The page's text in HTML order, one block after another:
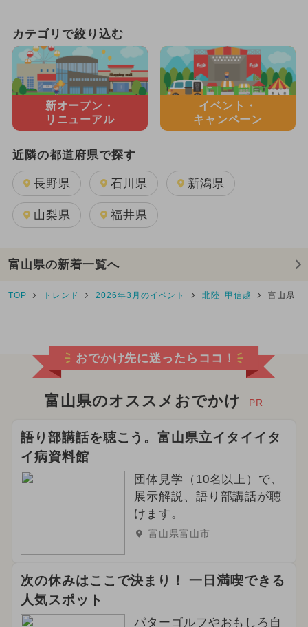
カテゴリで絞り込む
新オープン・
リニューアル
イベント・
キャンペーン
近隣の都道府県で探す
長野県 石川県 新潟県
山梨県 福井県
富山県の新着一覧へ
TOP トレンド 2026年3月のイベント 北陸･甲信越 富山県
おでかけ先に迷ったらココ！
富山県のオススメおでかけ PR
語り部講話を聴こう。富山県立イタイイタ
イ病資料館
団体見学（10名以上）で、
展示解説、語り部講話が聴
けます。
富山県富山市
次の休みはここで決まり！ 一日満喫できる
人気スポット
パターゴルフやおもしろ自